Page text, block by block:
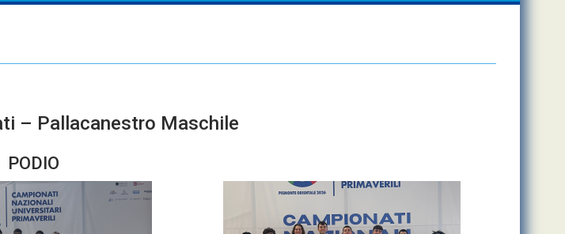
– Pallacanestro Maschile
PODIO